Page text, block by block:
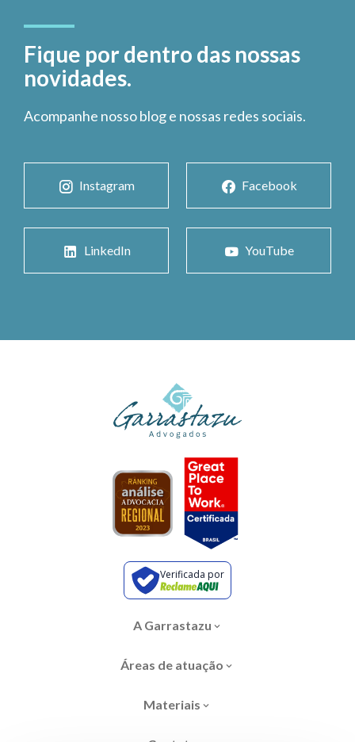
Fique por dentro das nossas
novidades.
Acompanhe nosso blog e nossas redes sociais.
Instagram Facebook
LinkedIn YouTube
Verificada por
A Garrastazu
Áreas de atuação
Materiais